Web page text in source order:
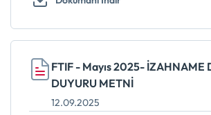
FTIF - Mayıs 2025- İZAHNAME
DUYURU METNİ
12.09.2025